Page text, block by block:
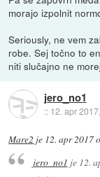
morajo izpolnit
Seriously, ne vem
robe. Sej točno to
niti slučajno ne
jero_no1
:: 12. apr
Mare2 je 12. apr 2017
jero_no1 je 12.